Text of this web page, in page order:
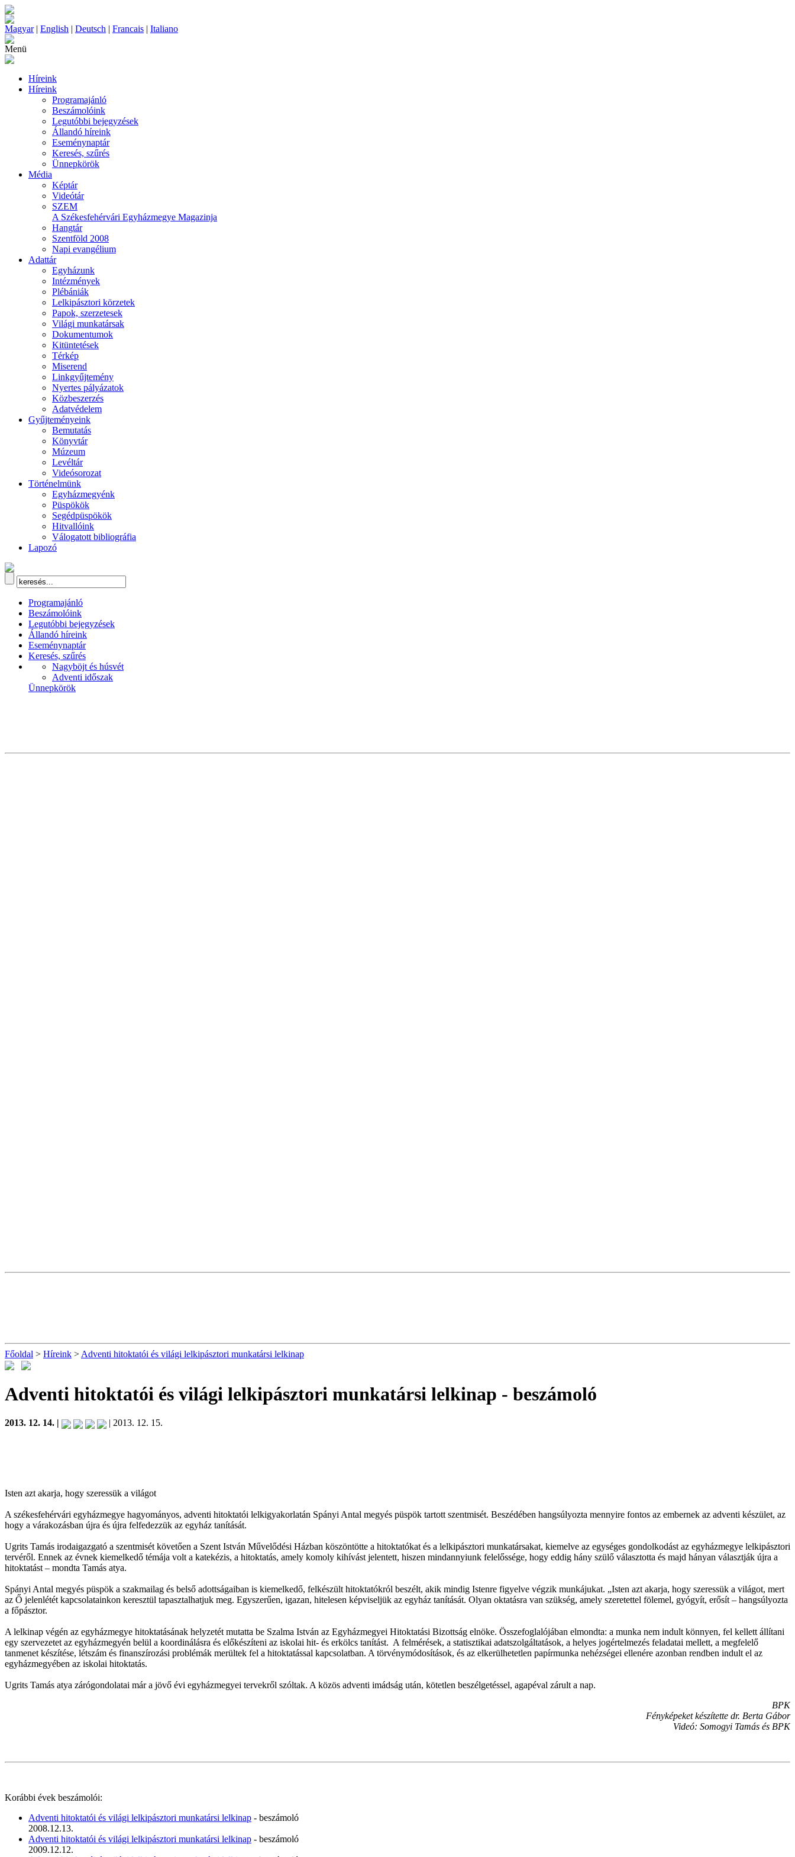
Magyar| English | Deutsch | Francais | Italiano
Menü
Híreink
Híreink
Programajánló
Beszámolóink
Legutóbbi bejegyzések
Állandó híreink
Eseménynaptár
Keresés, szűrés
Ünnepkörök
Média
Képtár
Videótár
SZEM
A Székesfehérvári Egyházmegye Magazinja
Hangtár
Szentföld 2008
Napi evangélium
Adattár
Egyházunk
Intézmények
Plébániák
Lelkipásztori körzetek
Papok, szerzetesek
Világi munkatársak
Dokumentumok
Kitüntetések
Térkép
Miserend
Linkgyűjtemény
Nyertes pályázatok
Közbeszerzés
Adatvédelem
Gyűjteményeink
Bemutatás
Könyvtár
Múzeum
Levéltár
Videósorozat
Történelmünk
Egyházmegyénk
Püspökök
Segédpüspökök
Hitvallóink
Válogatott bibliográfia
Lapozó
Programajánló
Beszámolóink
Legutóbbi bejegyzések
Állandó híreink
Eseménynaptár
Keresés, szűrés
Nagyböjt és húsvét
Adventi időszak
Ünnepkörök
Főoldal > Híreink > Adventi hitoktatói és világi lelkipásztori munkatársi lelkinap
Adventi hitoktatói és világi lelkipásztori munkatársi lelkinap - beszámoló
2013. 12. 14. | | 2013. 12. 15.
Isten azt akarja, hogy szeressük a világot
A székesfehérvári egyházmegye hagyományos, adventi hitoktatói lelkigyakorlatán Spányi Antal megyés püspök tartott szentmisét. Beszédében hangsúlyozta mennyire fontos az embernek az adventi készület, az
hogy a várakozásban újra és újra felfedezzük az egyház tanítását.
Ugrits Tamás irodaigazgató a szentmisét követően a Szent István Művelődési Házban köszöntötte a hitoktatókat és a lelkipásztori munkatársakat, kiemelve az egységes gondolkodást az egyházmegye lelkipásztori
tervéről. Ennek az évnek kiemelkedő témája volt a katekézis, a hitoktatás, amely komoly kihívást jelentett, hiszen mindannyiunk felelőssége, hogy eddig hány szülő választotta és majd hányan választják újra a
hitoktatást – mondta Tamás atya.
Spányi Antal megyés püspök a szakmailag és belső adottságaiban is kiemelkedő, felkészült hitoktatókról beszélt, akik mindig Istenre figyelve végzik munkájukat. „Isten azt akarja, hogy szeressük a világot, mert
az Ő jelenlétét kapcsolatainkon keresztül tapasztalhatjuk meg. Egyszerűen, igazan, hitelesen képviseljük az egyház tanítását. Olyan oktatásra van szükség, amely szeretettel fölemel, gyógyít, erősít – hangsúlyozta
a főpásztor.
A lelkinap végén az egyházmegye hitoktatásának helyzetét mutatta be Szalma István az Egyházmegyei Hitoktatási Bizottság elnöke. Összefoglalójában elmondta: a munka nem indult könnyen, fel kellett állítani
egy szervezetet az egyházmegyén belül a koordinálásra és előkészíteni az iskolai hit- és erkölcs tanítást. A felmérések, a statisztikai adatszolgáltatások, a helyes jogértelmezés feladatai mellett, a megfelelő
tanmenet készítése, létszám és finanszírozási problémák merültek fel a hitoktatással kapcsolatban. A törvénymódosítások, és az elkerülhetetlen papírmunka nehézségei ellenére azonban rendben indult el az
egyházmegyében az iskolai hitoktatás.
Ugrits Tamás atya zárógondolatai már a jövő évi egyházmegyei tervekről szóltak. A közös adventi imádság után, kötetlen beszélgetéssel, agapéval zárult a nap.
BPK
Fényképeket készítette dr. Berta Gábor
Videó: Somogyi Tamás és BPK
Korábbi évek beszámolói:
Adventi hitoktatói és világi lelkipásztori munkatársi lelkinap - beszámoló
2008.12.13.
Adventi hitoktatói és világi lelkipásztori munkatársi lelkinap - beszámoló
2009.12.12.